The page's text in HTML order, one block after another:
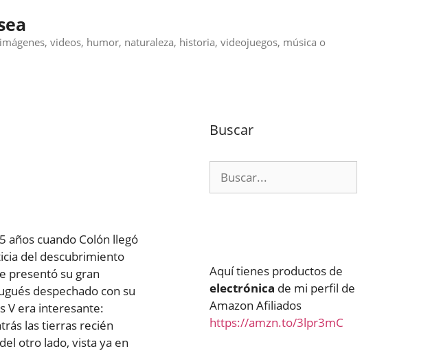
videos, humor, naturaleza, historia, videojuegos, música o
años cuando Colón llegó
del descubrimiento
presentó su gran
despechado con su
V era interesante:
las tierras recién
otro lado, vista ya en
Buscar
Aquí tienes productos de
electrónica de mi perfil de
Amazon Afiliados
https://amzn.to/3lpr3mC